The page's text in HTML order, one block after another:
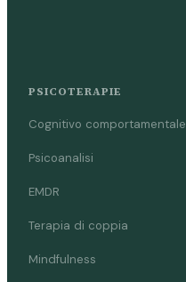
PSICOTERAPIE
Cognitivo comportamentale
Psicoanalisi
EMDR
Terapia di coppia
Mindfulness